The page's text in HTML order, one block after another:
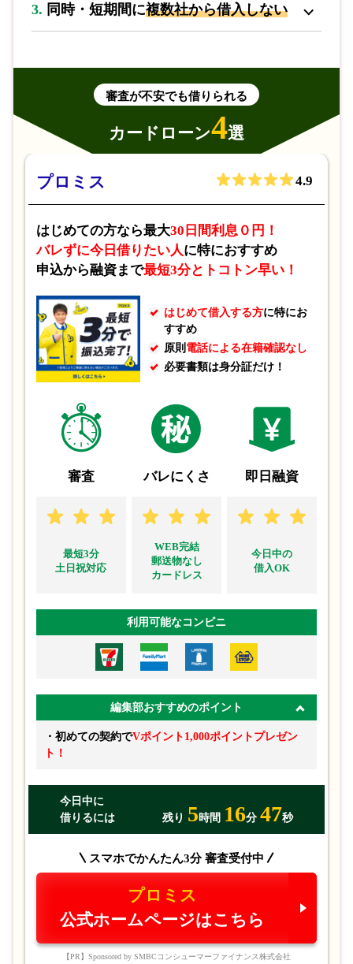
借入する方の年齢はもちろん、お仕事に関する事項、具体的
には就業年数や雇用形態や職業などが総合的に確認されてい
基本的には、成人しており安定した収入があれば、低収入の
Point 2 事故情報
ゆる「金融事故」が発生していないかが確認されています。
できるようになっています。
Point 3
上記2つに加えて、
3. 同時・短期間に複数社から借入しない
審査が不安でも借りられる
カードローン4選
プロミス 4.9
はじめての方なら最大30日間利息０円！
バレずに今日借りたい人に特におすすめ
申込から融資まで最短3分とトコトン早い！
はじめて借入する方に特にお
すすめ
原則 電話による在籍確認なし
必要書類は身分証だけ！
審査
最短3分
土日祝対応
バレにくさ
WEB完結
郵送物なし
カードレス
即日融資
今日中の
借入OK
利用可能なコンビニ
編集部おすすめのポイント
・初めての契約でVポイント1,000ポイントプレゼン
ト！
今日中に
借りるには
残り 5時間 16分 47秒
スマホでかんたん3分 審査受付中
プロミス
公式ホームページはこちら
【PR】Sponsored by SMBCコンシューマーファイナンス株式会社